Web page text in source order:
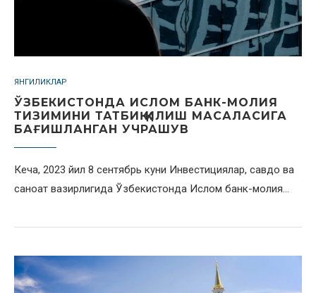
ЯНГИЛИКЛАР
ЎЗБЕКИСТОНДА ИСЛОМ БАНК-МОЛИЯ
ТИЗИМИНИ ТАТБИҚ ҚИЛИШ МАСАЛАСИГА
БАҒИШЛАНГАН УЧРАШУВ
Кеча, 2023 йил 8 сентябрь куни Инвестициялар, савдо ва
саноат вазирлигида Ўзбекистонда Ислом банк-молия…